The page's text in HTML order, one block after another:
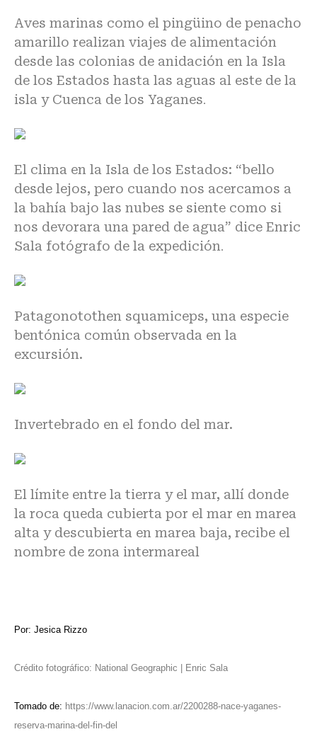
Aves marinas como el pingüino de penacho
amarillo realizan viajes de alimentación
desde las colonias de anidación en la Isla
de los Estados hasta las aguas al este de la
isla y Cuenca de los Yaganes.
El clima en la Isla de los Estados: “bello
desde lejos, pero cuando nos acercamos a
la bahía bajo las nubes se siente como si
nos devorara una pared de agua” dice Enric
Sala fotógrafo de la expedición.
Patagonotothen squamiceps, una especie
bentónica común observada en la
excursión.
Invertebrado en el fondo del mar.
El límite entre la tierra y el mar, allí donde
la roca queda cubierta por el mar en marea
alta y descubierta en marea baja, recibe el
nombre de zona intermareal
Por: Jesica Rizzo
Crédito fotográfico: National Geographic | Enric Sala
Tomado de: https://www.lanacion.com.ar/2200288-nace-yaganes-
reserva-marina-del-fin-del